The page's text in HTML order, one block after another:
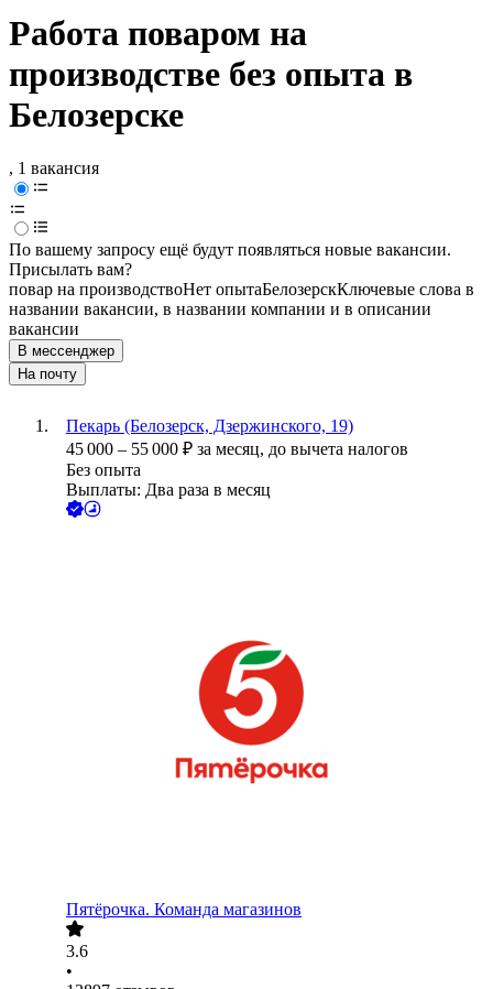
Работа поваром на
производстве без опыта в
Белозерске
, 1 вакансия
По вашему запросу ещё будут появляться новые вакансии.
Присылать вам?
повар на производствоНет опытаБелозерскКлючевые слова в
названии вакансии, в названии компании и в описании
вакансии
В мессенджер
На почту
Пекарь (Белозерск, Дзержинского, 19)
45 000 – 55 000 ₽ за месяц, до вычета налогов
Без опыта
Выплаты: Два раза в месяц
Пятёрочка. Команда магазинов
3.6
•